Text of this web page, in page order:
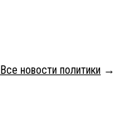
Все новости политики →